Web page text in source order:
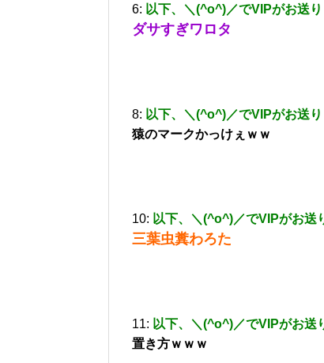
6: 以下、＼(^o^)／でVIPがお送
ダサすぎワロタ
8: 以下、＼(^o^)／でVIPがお送
猿のマークかっけぇｗｗ
10: 以下、＼(^o^)／でVIPがお送
三葉虫糞わろた
11: 以下、＼(^o^)／でVIPがお送
置き方ｗｗｗ